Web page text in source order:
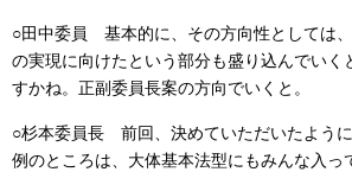
○田中委員
基本的に、その方向性としては
の実現に向けたという部分も盛り込んでいく
すかね。 正副委員長案の方向でいくと。
○杉本委員長 前回 、決めていただいたよう
例のところは、大体基本法型にもみんな入っ